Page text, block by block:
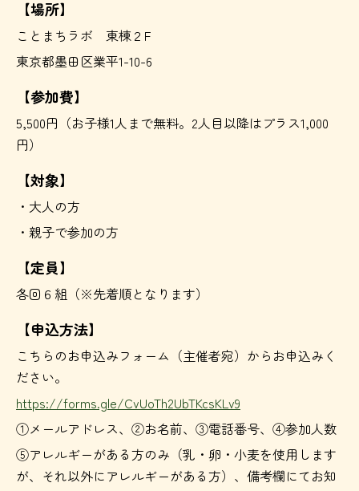
【場所】
ことまちラボ 東棟２F
東京都墨田区業平1-10-6
【参加費】
5,500円（お子様1人まで無料。2人目以降はプラス1,000
円）
【対象】
・大人の方
・親子で参加の方
【定員】
各回６組（※先着順となります）
【申込方法】
こちらのお申込みフォーム（主催者宛）からお申込みく
ださい。
https://forms.gle/CvUoTh2UbTKcsKLv9
①メールアドレス、②お名前、③電話番号、④参加人数
⑤アレルギーがある方のみ（乳・卵・小麦を使用します
が、それ以外にアレルギーがある方）、備考欄にてお知